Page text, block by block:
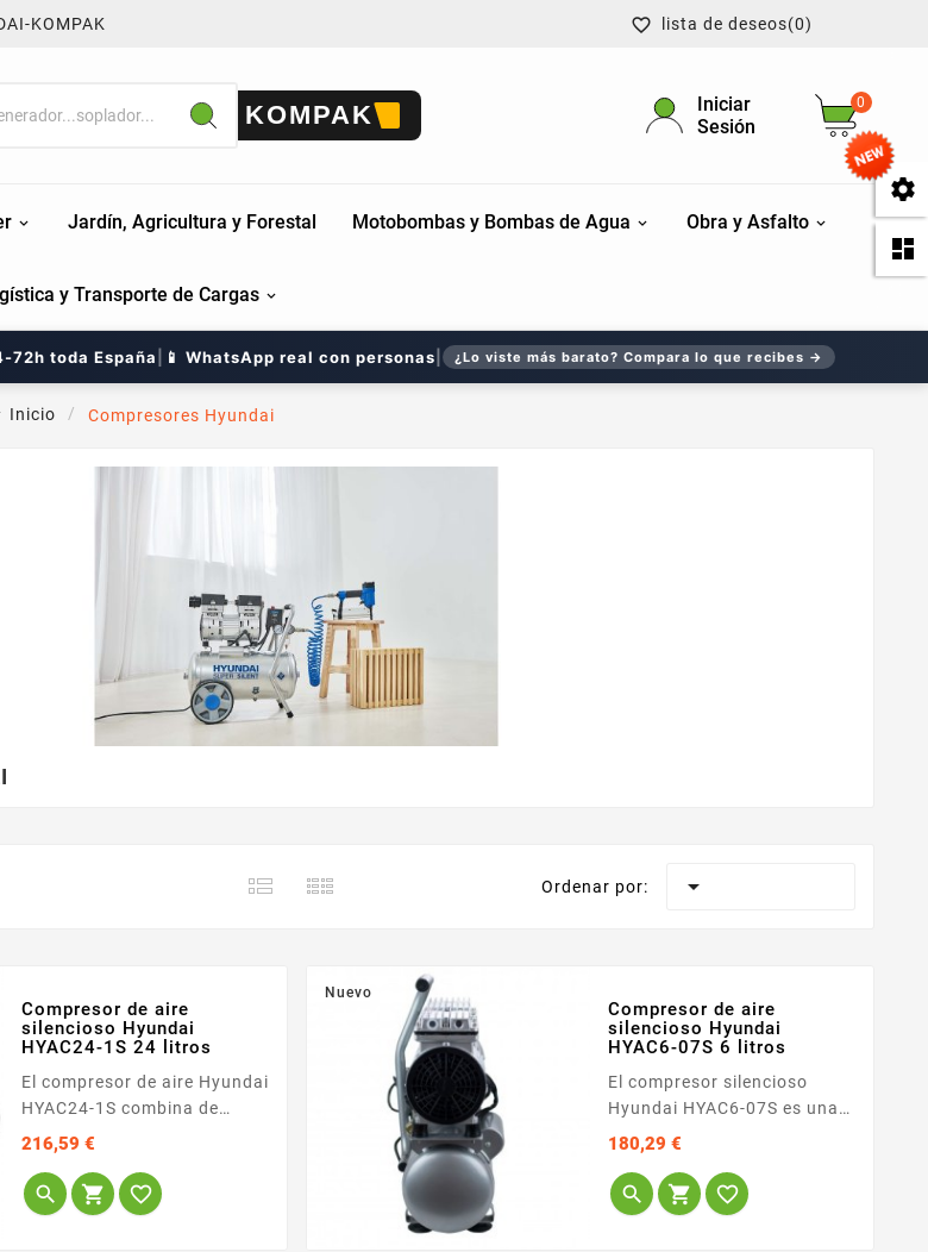


KOMPAK  lista de deseos(0)
KOMPAK
Iniciar
Sesión
0
Jardín, Agricultura y Forestal Motobombas y Bombas de Agua Obra y Asfalto
y Transporte de Cargas
72h toda España 📱 WhatsApp real con personas ¿Lo viste más barato? Compara lo que recibes →
Inicio Compresores Hyundai
Ordenar por: 
Compresor de aire
silencioso Hyundai
HYAC24-1S 24 litros
El compresor de aire Hyundai
HYAC24-1S combina de
manera perfecta la
con una mayor capacidad de
almacenamiento de aire para
216,59 €Precio
  
Nuevo
Compresor de aire
silencioso Hyundai
HYAC6-07S 6 litros
El compresor silencioso
Hyundai HYAC6-07S es una
solución portátil y
para trabajos de precisión en
interiores donde el ruido es
180,29 €Precio
  